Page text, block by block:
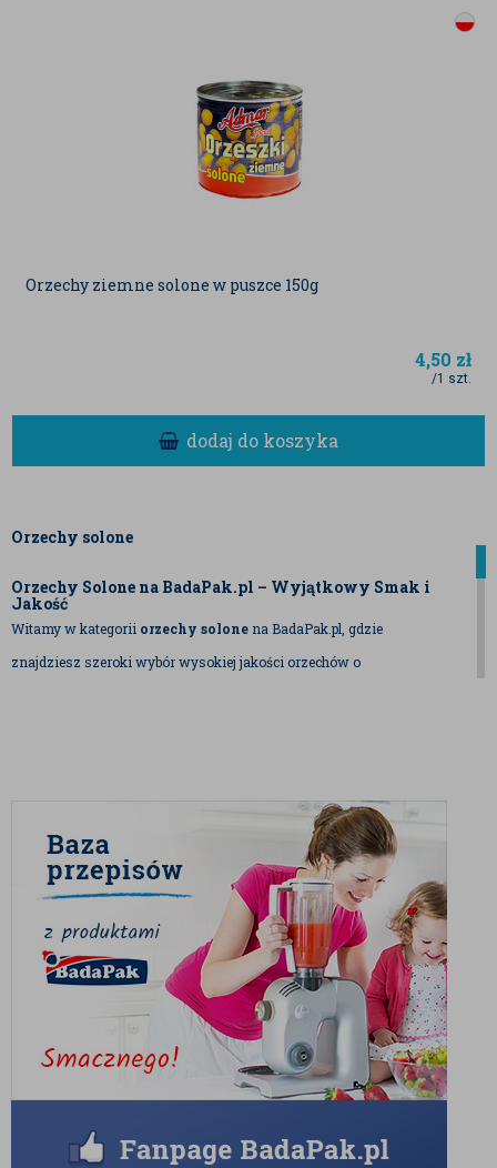
Orzechy ziemne solone w puszce 150g
4,50 zł
/1 szt.
dodaj do koszyka
Orzechy solone
Orzechy Solone na BadaPak.pl – Wyjątkowy Smak i
Jakość
Witamy w kategorii orzechy solone na BadaPak.pl, gdzie
znajdziesz szeroki wybór wysokiej jakości orzechów o
RODZAJE SOLONYCH ORZECHÓW
W NASZEJ OFERCIE
Na BadaPak.pl oferujemy różnorodne solone orzechy, w tym:
Solone orzeszki ziemne:Klasyczna przekąska o
intensywnym smaku, idealna na każdą okazję.
Solone migdały:Chrupiące i pełne smaku, doskonałe do
sałatek i jako samodzielna przekąska.
Solone nerkowce:
przekąska lub dodatek do dań orientalnych.